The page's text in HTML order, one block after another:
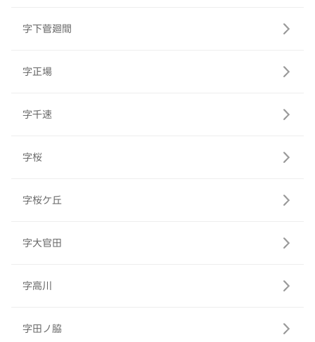
字下菅廻間
字正場
字千速
字桜
字桜ケ丘
字大官田
字高川
字田ノ脇